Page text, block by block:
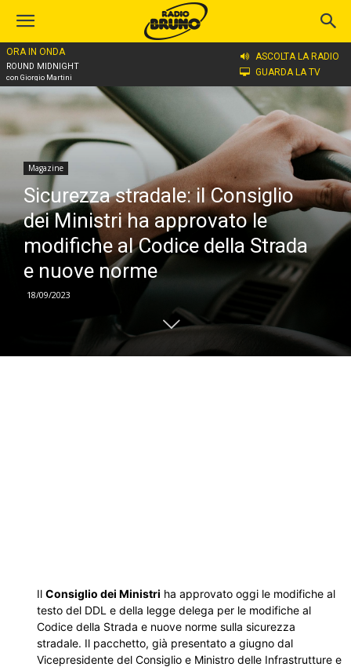
ORA IN ONDA
ROUND MIDNIGHT
con Giorgio Martini
ASCOLTA LA RADIO
GUARDA LA TV
Home
Magazine
Sicurezza stradale: il Consiglio
dei Ministri ha approvato le
modifiche al Codice della Strada
e nuove norme
18/09/2023
Il Consiglio dei Ministri ha approvato oggi le modifiche al
testo del DDL e della legge delega per le modifiche al
Codice della Strada e nuove norme sulla sicurezza
stradale. Il pacchetto, già presentato a giugno dal
Vicepresidente del Consiglio e Ministro delle Infrastrutture e